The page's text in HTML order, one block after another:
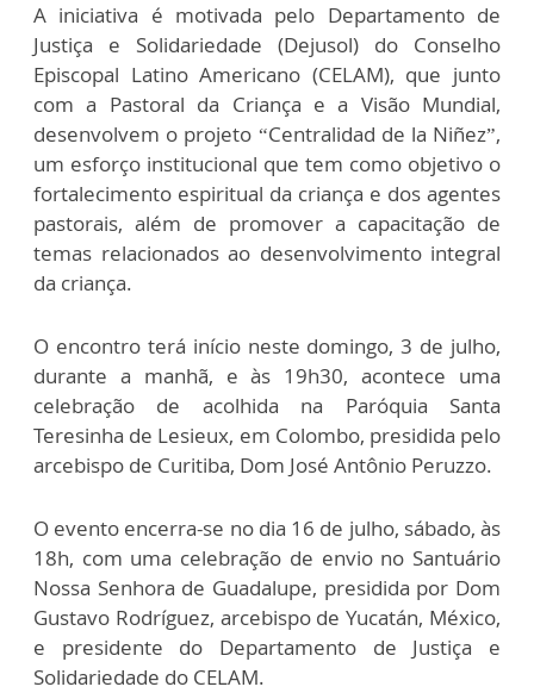
A iniciativa é motivada pelo Departamento de
Justiça e Solidariedade (Dejusol) do Conselho
Episcopal Latino Americano (CELAM), que junto
com a Pastoral da Criança e a Visão Mundial,
desenvolvem o projeto “Centralidad de la Niñez”,
um esforço institucional que tem como objetivo o
fortalecimento espiritual da criança e dos agentes
pastorais, além de promover a capacitação de
temas relacionados ao desenvolvimento integral
da criança.
O encontro terá início neste domingo, 3 de julho,
durante a manhã, e às 19h30, acontece uma
celebração de acolhida na Paróquia Santa
Teresinha de Lesieux, em Colombo, presidida pelo
arcebispo de Curitiba, Dom José Antônio Peruzzo.
O evento encerra-se no dia 16 de julho, sábado, às
18h, com uma celebração de envio no Santuário
Nossa Senhora de Guadalupe, presidida por Dom
Gustavo Rodríguez, arcebispo de Yucatán, México,
e presidente do Departamento de Justiça e
Solidariedade do CELAM.